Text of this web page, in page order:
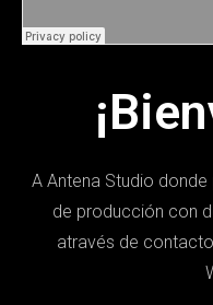
A Antena Studio
de producción con
através de